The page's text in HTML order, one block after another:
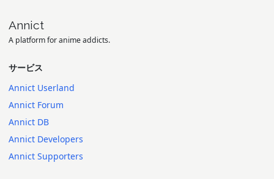
Annict
A platform for anime addicts.
サービス
Annict Userland
Annict Forum
Annict DB
Annict Developers
Annict Supporters